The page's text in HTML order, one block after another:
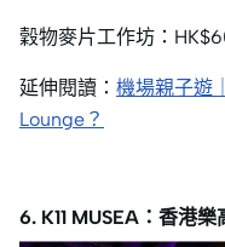
穀物麥片工作坊：
延伸閱讀： 機場親子遊
Lounge？
6. K11 MUSEA：香港